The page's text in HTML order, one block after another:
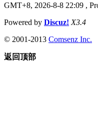
GMT+8, 2026-8-8 22:09 ,
Powered by Discuz! X3.4
© 2001-2013 Comsenz Inc.
返回顶部